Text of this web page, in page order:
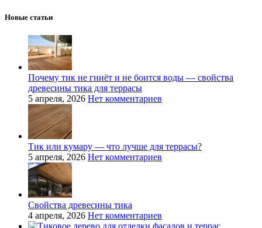
Новые статьи
Почему тик не гниёт и не боится воды — свойства
древесины тика для террасы
5 апреля, 2026 Нет комментариев
Тик или кумару — что лучше для террасы?
5 апреля, 2026 Нет комментариев
Свойства древесины тика
4 апреля, 2026 Нет комментариев